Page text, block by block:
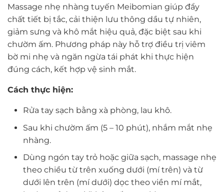
Massage nhẹ nhàng tuyến Meibomian giúp đẩy
chất tiết bị tắc, cải thiện lưu thông dầu tự nhiên,
giảm sưng và khô mắt hiệu quả, đặc biệt sau khi
chườm ấm. Phương pháp này hỗ trợ điều trị viêm
bờ mi nhẹ và ngăn ngừa tái phát khi thực hiện
đúng cách, kết hợp vệ sinh mắt.
Cách thực hiện:
Rửa tay sạch bằng xà phòng, lau khô.
Sau khi chườm ấm (5 – 10 phút), nhắm mắt nhẹ
nhàng.
Dùng ngón tay trỏ hoặc giữa sạch, massage nhẹ
theo chiều từ trên xuống dưới (mí trên) và từ
dưới lên trên (mí dưới) dọc theo viền mí mắt,